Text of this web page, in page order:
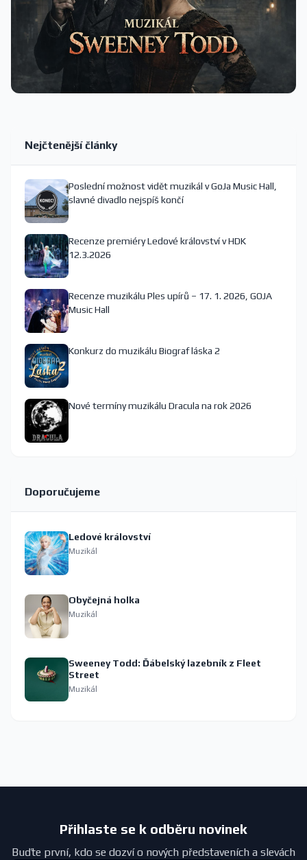
Nejčtenější články
Poslední možnost vidět muzikál v GoJa Music Hall,
slavné divadlo nejspíš končí
Recenze premiéry Ledové království v HDK
12.3.2026
Recenze muzikálu Ples upírů – 17. 1. 2026, GOJA
Music Hall
Konkurz do muzikálu Biograf láska 2
Nové termíny muzikálu Dracula na rok 2026
Doporučujeme
Ledové království
Muzikál
Obyčejná holka
Muzikál
Sweeney Todd: Ďábelský lazebník z Fleet
Street
Muzikál
Přihlaste se k odběru novinek
Buďte první, kdo se dozví o nových představeních a slevách